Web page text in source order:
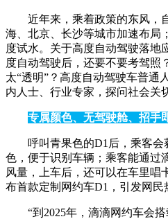
近年来，乘着政策的东风，
海、北京、长沙等城市加速布局
度试水。关于高度自动驾驶落地
度自动驾驶后，还要不要考驾照
太“透明”？高度自动驾驶车普通
内人士、行业专家，探问社会关
专属颜色、无驾驶舱、招手
呼叫青果色的D1后，乘客
色，便于识别车辆；乘客能通过
风量，上车后，还可以在车里
布首款定制网约车D1，引发网民
“到2025年，滴滴网约车会